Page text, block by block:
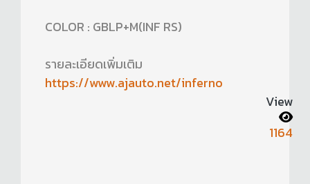
COLOR : GBLP+M(INF RS)
รายละเอียดเพิ่มเติม
https://www.ajauto.net/inferno
View
1164